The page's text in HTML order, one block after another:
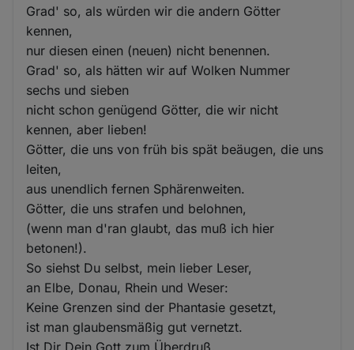
Grad' so, als würden wir die andern Götter
kennen,
nur diesen einen (neuen) nicht benennen.
Grad' so, als hätten wir auf Wolken Nummer
sechs und sieben
nicht schon genügend Götter, die wir nicht
kennen, aber lieben!
Götter, die uns von früh bis spät beäugen, die uns
leiten,
aus unendlich fernen Sphärenweiten.
Götter, die uns strafen und belohnen,
(wenn man d'ran glaubt, das muß ich hier
betonen!).
So siehst Du selbst, mein lieber Leser,
an Elbe, Donau, Rhein und Weser:
Keine Grenzen sind der Phantasie gesetzt,
ist man glaubensmäßig gut vernetzt.
Ist Dir Dein Gott zum Überdruß,